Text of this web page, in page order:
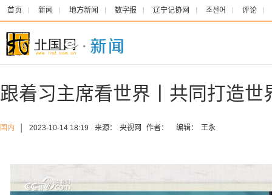
首页 新闻 地方新闻 数字报 辽宁记协网 조선어 评论
跟着习主席看世界丨共同打造世
国内 2023-10-14 18:19 来源： 央视网 作者： 编辑： 王永